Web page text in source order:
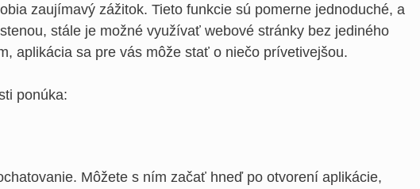
zaujímavý zážitok. Tieto funkcie sú pomerne jednoduché, a
stále je možné využívať webové stránky bez jediného
aplikácia sa pre vás môže stať o niečo prívetivejšou.
ponúka:
Môžete s ním začať hneď po otvorení aplikácie,